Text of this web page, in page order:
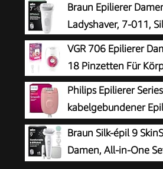
Braun Epilierer
Ladyshaver, 7-011,
VGR 706 Epilierer
18 Pinzetten Für
Philips Epilierer
kabelgebundener
BRE229/00, Schwarz
Braun Silk-épil 9
Damen, All-in-One